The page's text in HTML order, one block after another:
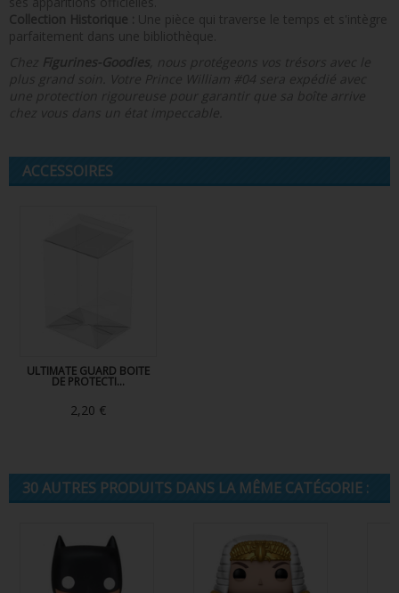
Collection Historique : Une pièce qui traverse le temps et s'intègre
parfaitement dans une bibliothèque.
Chez Figurines-Goodies , nous protégeons vos trésors avec le
plus grand soin. Votre Prince William #04 sera expédié avec
une protection rigoureuse pour garantir que sa boîte arrive
chez vous dans un état impeccable.
ACCESSOIRES
ULTIMATE GUARD BOITE
DE PROTECTI...
2,20 €
30 AUTRES PRODUITS DANS LA MÊME CATÉGORIE :